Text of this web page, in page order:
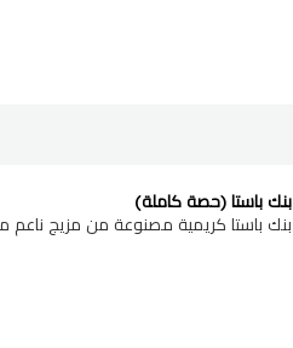
بنك باستا (حصة كاملة)
بنك باستا كريمية مصنوعة من مزيج ناعم